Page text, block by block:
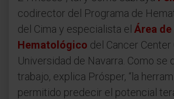
codirector del Programa de
del Cima y especialista el Área
Hematológico del Cancer Center
Universidad de Navarra. Como se
trabajo, explica Prósper, “la
permitido predecir el potencial